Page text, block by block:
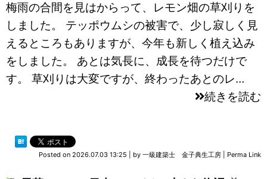
梅雨の合間を見はからって、レモン畑の草刈りを
しました。 テッポウムシの被害で、少し寂しく見
えるところもありますが、今年も新しく植え込み
をしました。 あとは気長に、成長を待つだけで
す。 草刈りは大変ですが、終わったあとのレ…
続きを読む
Posted on 2026.07.03 13:25 by 一級建築士 金子典生工房 Perma Link